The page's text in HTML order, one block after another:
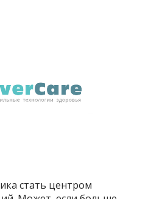
стать центром